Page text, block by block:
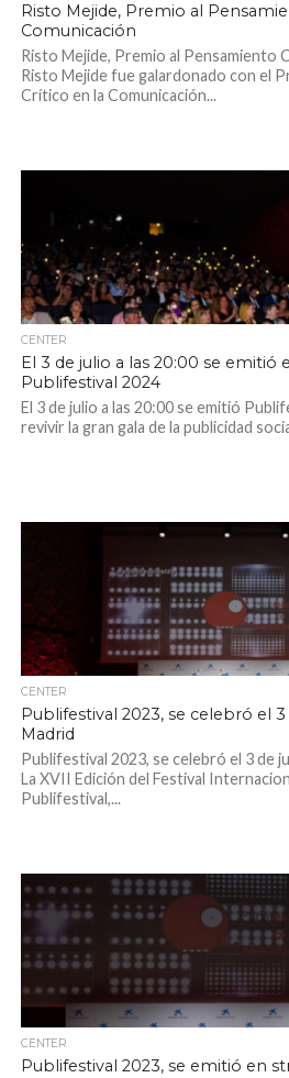
Risto Mejide, Premio al
Comunicación
Risto Mejide, Premio al Pensamiento
Risto Mejide fue galardonado con el
Crítico en la Comunicación...
CENTER
El 3 de julio a las 20:00 se emitió
Publifestival 2024
El 3 de julio a las 20:00 se emitió
revivir la gran gala de la publicidad
CENTER
Publifestival 2023, se celebró el
Madrid
Publifestival 2023, se celebró el 3 de
La XVII Edición del Festival
Publifestival,...
CENTER
Publifestival 2023, se emitió en